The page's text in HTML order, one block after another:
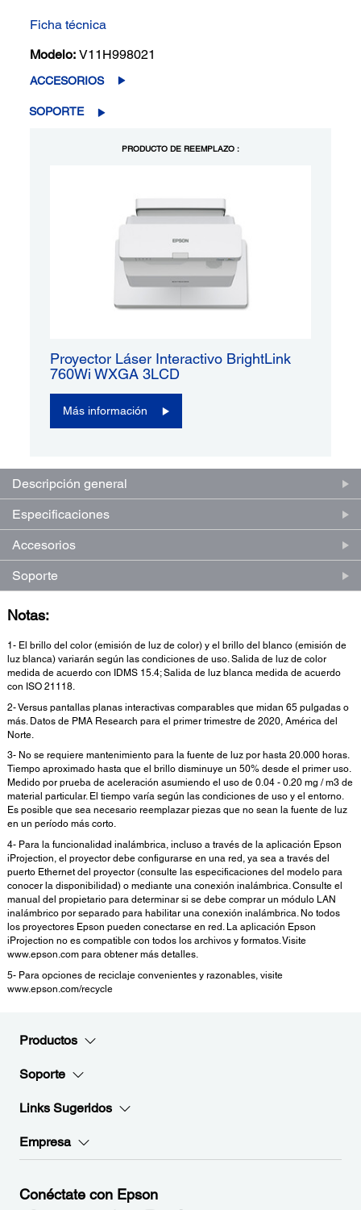
Ficha técnica
Modelo: V11H998021
ACCESORIOS
SOPORTE
PRODUCTO DE REEMPLAZO :
Proyector Láser Interactivo BrightLink
760Wi WXGA 3LCD
Más información
Descripción general
Especificaciones
Accesorios
Soporte
Notas:
1- El brillo del color (emisión de luz de color) y el brillo del blanco (emisión de
luz blanca) variarán según las condiciones de uso. Salida de luz de color
medida de acuerdo con IDMS 15.4; Salida de luz blanca medida de acuerdo
con ISO 21118.
2- Versus pantallas planas interactivas comparables que midan 65 pulgadas o
más. Datos de PMA Research para el primer trimestre de 2020, América del
Norte.
3- No se requiere mantenimiento para la fuente de luz por hasta 20.000 horas.
Tiempo aproximado hasta que el brillo disminuye un 50% desde el primer uso.
Medido por prueba de aceleración asumiendo el uso de 0.04 - 0.20 mg / m3 de
material particular. El tiempo varía según las condiciones de uso y el entorno.
Es posible que sea necesario reemplazar piezas que no sean la fuente de luz
en un período más corto.
4- Para la funcionalidad inalámbrica, incluso a través de la aplicación Epson
iProjection, el proyector debe configurarse en una red, ya sea a través del
puerto Ethernet del proyector (consulte las especificaciones del modelo para
conocer la disponibilidad) o mediante una conexión inalámbrica. Consulte el
manual del propietario para determinar si se debe comprar un módulo LAN
inalámbrico por separado para habilitar una conexión inalámbrica. No todos
los proyectores Epson pueden conectarse en red. La aplicación Epson
iProjection no es compatible con todos los archivos y formatos. Visite
www.epson.com para obtener más detalles.
5- Para opciones de reciclaje convenientes y razonables, visite
www.epson.com/recycle
Productos
Soporte
Links Sugeridos
Empresa
Conéctate con Epson